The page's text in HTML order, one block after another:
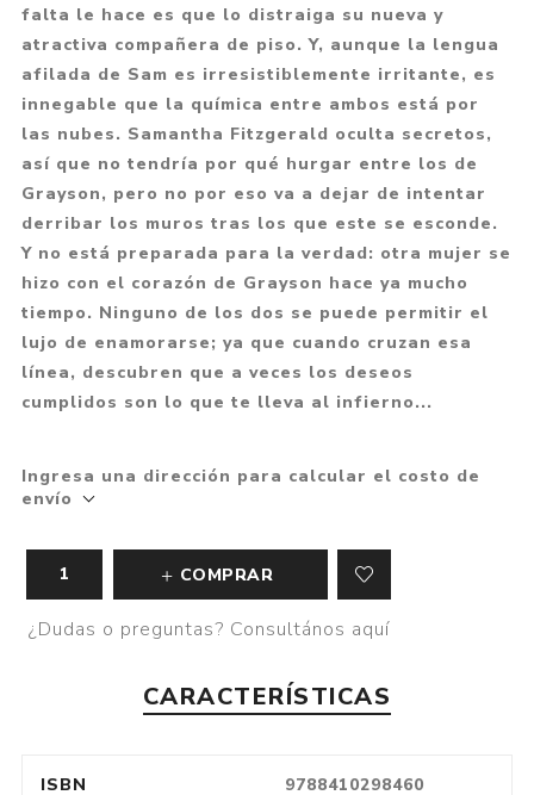
falta le hace es que lo distraiga su nueva y
atractiva compañera de piso. Y, aunque la lengua
afilada de Sam es irresistiblemente irritante, es
innegable que la química entre ambos está por
las nubes. Samantha Fitzgerald oculta secretos,
así que no tendría por qué hurgar entre los de
Grayson, pero no por eso va a dejar de intentar
derribar los muros tras los que este se esconde.
Y no está preparada para la verdad: otra mujer se
hizo con el corazón de Grayson hace ya mucho
tiempo. Ninguno de los dos se puede permitir el
lujo de enamorarse; ya que cuando cruzan esa
línea, descubren que a veces los deseos
cumplidos son lo que te lleva al infierno...
Ingresa una dirección para calcular el costo de
envío
COMPRAR
¿Dudas o preguntas? Consultános aquí
CARACTERÍSTICAS
ISBN 9788410298460